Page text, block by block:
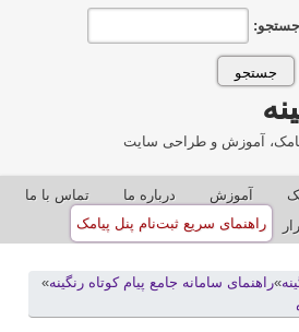
جستجو:
آموزش و طراحی سایت
آموزش درباره ما
تماس با ما
راهنمای سریع ثبت‌نام پنل پیامک
»راهنمای سامانه جامع پیام کوتاه رنگینه»